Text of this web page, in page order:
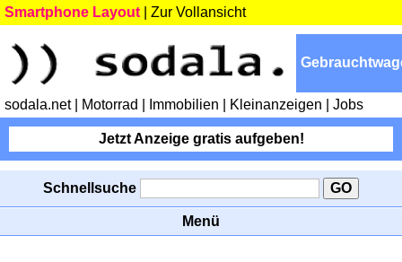
Smartphone Layout Zur Vollansicht
sodala.net | Motorrad | Immobilien | Kleinanzeigen | Jobs
Jetzt Anzeige gratis aufgeben!
Schnellsuche
Menü